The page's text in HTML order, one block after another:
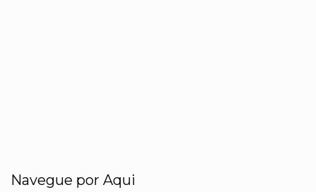
Navegue por Aqui